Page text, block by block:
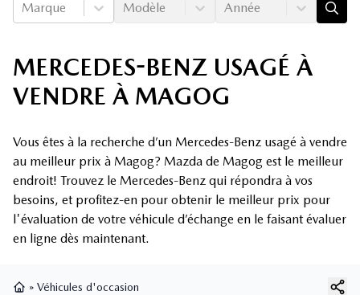
Marque
Modèle Année
MERCEDES-BENZ USAGÉ À
VENDRE À MAGOG
Vous êtes à la recherche d’un Mercedes-Benz usagé à vendre
au meilleur prix à Magog? Mazda de Magog est le meilleur
endroit! Trouvez le Mercedes-Benz qui répondra à vos
besoins, et profitez-en pour obtenir le meilleur prix pour
l'évaluation de votre véhicule d’échange en le faisant évaluer
en ligne dès maintenant.
» Véhicules d'occasion